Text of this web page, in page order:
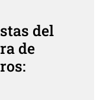
del
de